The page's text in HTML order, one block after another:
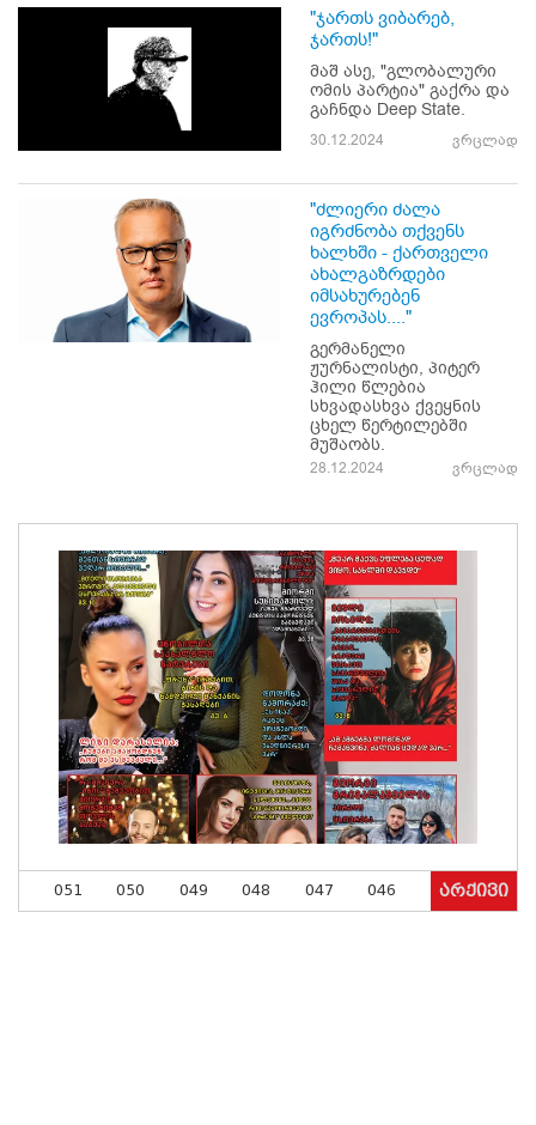
"ჯართს ვიბარებ,
ჯართს!"
მაშ ასე, "გლობალური
ომის პარტია" გაქრა და
გაჩნდა Deep State.
30.12.2024 ვრცლად
"ძლიერი ძალა
იგრძნობა თქვენს
ხალხში - ქართველი
ახალგაზრდები
იმსახურებენ
ევროპას...."
გერმანელი
ჟურნალისტი, პიტერ
ჰილი წლებია
სხვადასხვა ქვეყნის
ცხელ წერტილებში
მუშაობს.
28.12.2024 ვრცლად
051 050 049 048 047 046 არქივი